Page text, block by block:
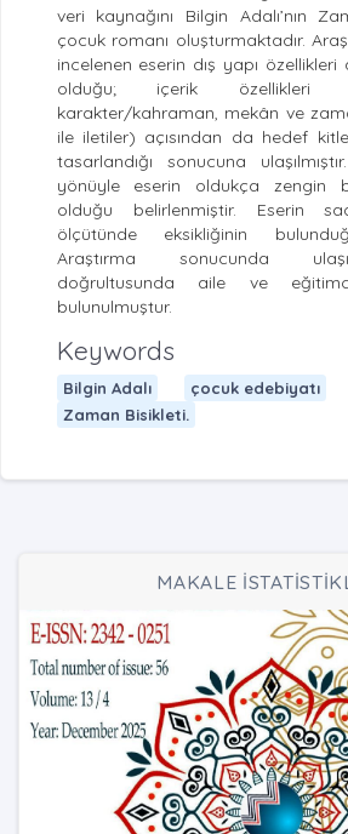
veri kaynağını Bilgin Adalı’nın
çocuk romanı oluşturmaktadır.
incelenen eserin dış yapı özellikleri
olduğu; içerik özellikleri
karakter/kahraman, mekân ve
ile iletiler) açısından da hedef
tasarlandığı sonucuna
yönüyle eserin oldukça zengin
olduğu belirlenmiştir. Eserin
ölçütünde eksikliğinin
Araştırma sonucunda
doğrultusunda aile ve
bulunulmuştur.
Keywords
Bilgin Adalı çocuk edebiyatı
Zaman Bisikleti.
MAKALE